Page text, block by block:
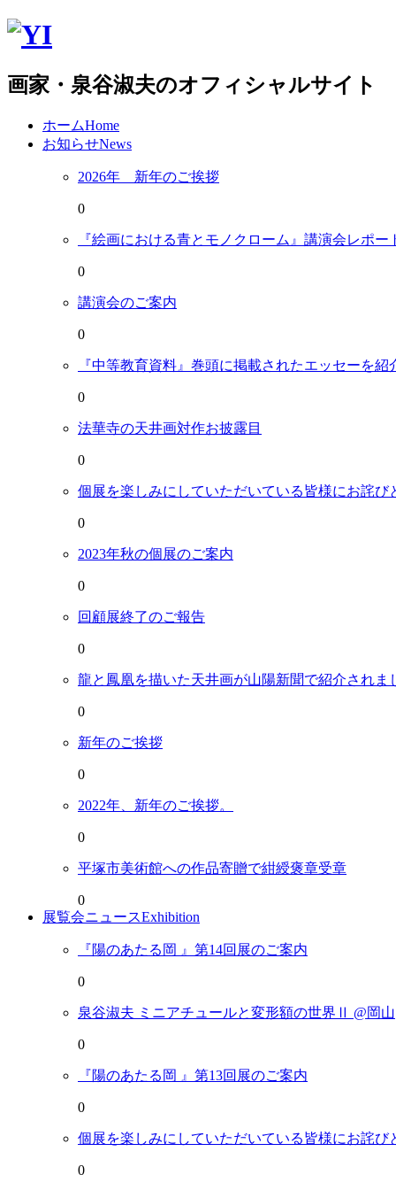
画家・泉谷淑夫のオフィシャルサイト
ホームHome
お知らせNews
2026年 新年のご挨拶
0
『絵画における青とモノクローム』講演会レポー
0
講演会のご案内
0
『中等教育資料』巻頭に掲載されたエッセーを紹
0
法華寺の天井画対作お披露目
0
個展を楽しみにしていただいている皆様にお詫び
0
2023年秋の個展のご案内
0
回顧展終了のご報告
0
龍と鳳凰を描いた天井画が山陽新聞で紹介されま
0
新年のご挨拶
0
2022年、新年のご挨拶。
0
平塚市美術館への作品寄贈で紺綬褒章受章
0
展覧会ニュースExhibition
『陽のあたる岡 』第14回展のご案内
0
泉谷淑夫 ミニアチュールと変形額の世界Ⅱ @岡山
0
『陽のあたる岡 』第13回展のご案内
0
個展を楽しみにしていただいている皆様にお詫び
0